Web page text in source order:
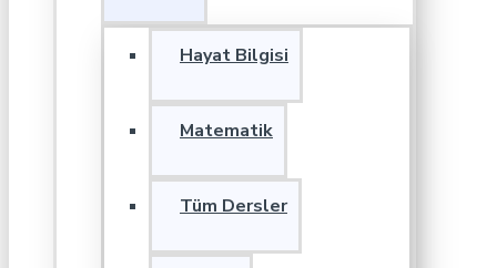
Hayat Bilgisi
Matematik
Tüm Dersler